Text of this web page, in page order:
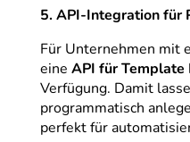
5. API-Integration für
Für Unternehmen mit
eine API für Template
Verfügung. Damit
programmatisch
perfekt für